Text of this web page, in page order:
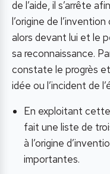
de l’aide, il s’arrête
l’origine de
alors devant lui et le
sa reconnaissance.
constate le progrès et
idée ou l’incident de
En exploitant
fait une liste de
à l’origine
importantes.